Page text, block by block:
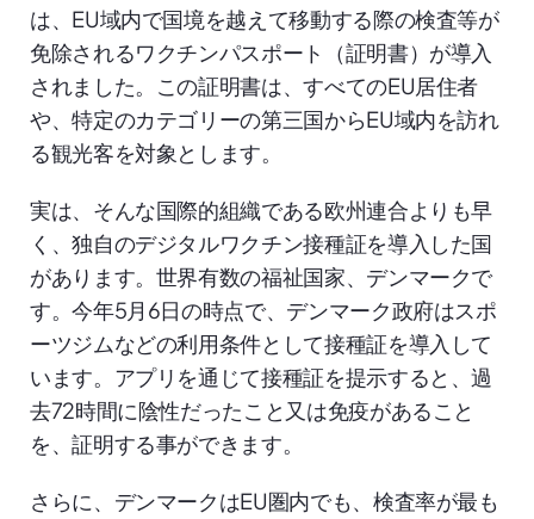
は、EU域内で国境を越えて移動する際の検査等が
免除されるワクチンパスポート（証明書）が導入
されました。この証明書は、すべてのEU居住者
や、特定のカテゴリーの第三国からEU域内を訪れ
る観光客を対象とします。
実は、そんな国際的組織である欧州連合よりも早
く、独自のデジタルワクチン接種証を導入した国
があります。世界有数の福祉国家、デンマークで
す。今年5月6日の時点で、デンマーク政府はスポ
ーツジムなどの利用条件として接種証を導入して
います。アプリを通じて接種証を提示すると、過
去72時間に陰性だったこと又は免疫があること
を、証明する事ができます。
さらに、デンマークはEU圏内でも、検査率が最も